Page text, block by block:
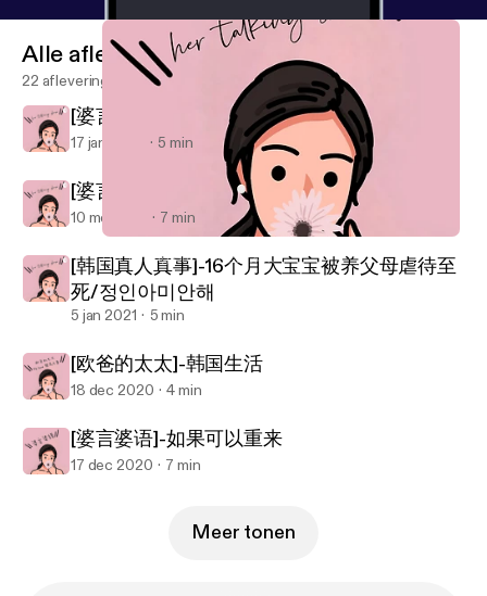
Her Talking Show 歐爸的太太
Alle afleveringen
22 afleveringen
[婆言婆语]一山不能藏二虎
17 jan 2022 5 min
[婆言婆语] 奶奶vs外婆
10 mei 2021 7 min
[韩国真人真事]-16个月大宝宝被养父母虐待至
死/정인아미안해
5 jan 2021 5 min
[欧爸的太太]-韩国生活
18 dec 2020 4 min
[婆言婆语]-如果可以重来
17 dec 2020 7 min
Meer tonen